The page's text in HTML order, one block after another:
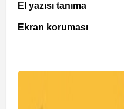
El yazısı tanıma
Ekran koruması